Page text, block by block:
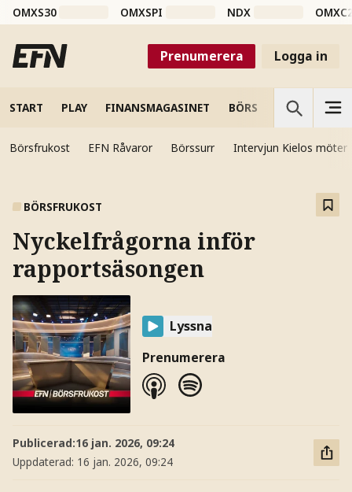
OMXS30 OMXSPI NDX
Prenumerera Logga in
START PLAY FINANSMAGASINET BÖRS VETENSKAP
Börsfrukost EFN Råvaror Börssurr Intervjun Kielos möter
BÖRSFRUKOST
Nyckelfrågorna inför
rapportsäsongen
Lyssna
Prenumerera
Publicerad:16 jan. 2026, 09:24
Uppdaterad: 16 jan. 2026, 09:24